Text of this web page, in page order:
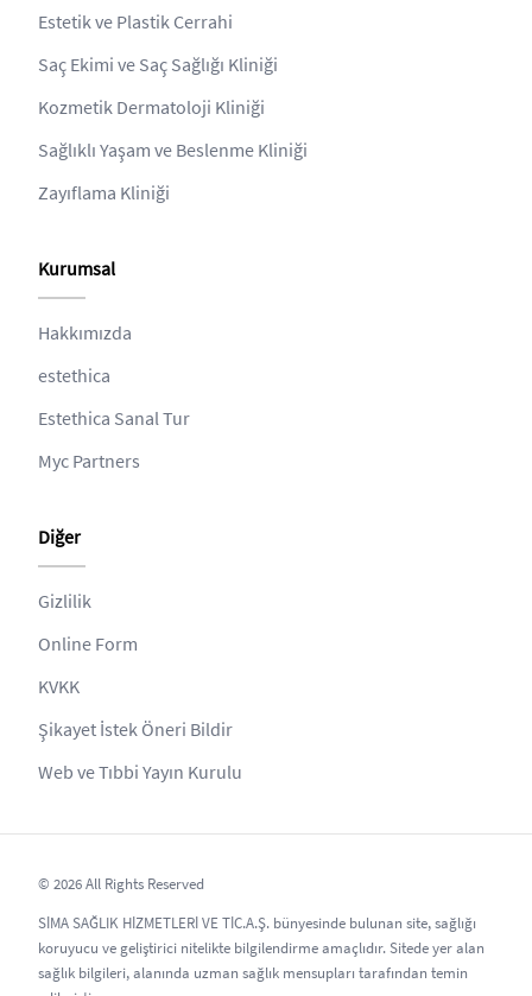
Estetik ve Plastik Cerrahi
Saç Ekimi ve Saç Sağlığı Kliniği
Kozmetik Dermatoloji Kliniği
Sağlıklı Yaşam ve Beslenme Kliniği
Zayıflama Kliniği
Kurumsal
Hakkımızda
estethica
Estethica Sanal Tur
Myc Partners
Diğer
Gizlilik
Online Form
KVKK
Şikayet İstek Öneri Bildir
Web ve Tıbbi Yayın Kurulu
© 2026 All Rights Reserved
SİMA SAĞLIK HİZMETLERİ VE TİC.A.Ş. bünyesinde bulunan site, sağlığı
koruyucu ve geliştirici nitelikte bilgilendirme amaçlıdır. Sitede yer alan
sağlık bilgileri, alanında uzman sağlık mensupları tarafından temin